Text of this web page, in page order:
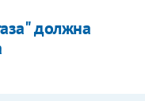
должна